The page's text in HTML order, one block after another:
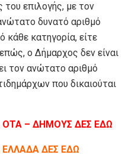
επιλογής, με τον
δυνατό αριθμό
κάθε κατηγορία, είτε
ο Δήμαρχος δεν είναι
τον ανώτατο αριθμό
που δικαιούται
ΟΤΑ – ΔΗΜΟΥΣ ΔΕΣ ΕΔΩ
ΕΛΛΑΔΑ ΔΕΣ ΕΔΩ